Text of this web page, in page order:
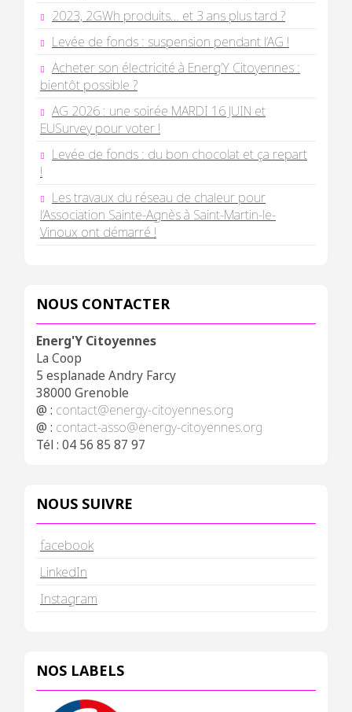
2023, 2GWh produits… et 3 ans plus tard ?
Levée de fonds : suspension pendant l’AG !
Acheter son électricité à Energ’Y Citoyennes :
bientôt possible ?
AG 2026 : une soirée MARDI 16 JUIN et
EUSurvey pour voter !
Levée de fonds : du bon chocolat et ça repart
!
Les travaux du réseau de chaleur pour
l’Association Sainte-Agnès à Saint-Martin-le-
Vinoux ont démarré !
NOUS CONTACTER
Energ'Y Citoyennes
La Coop
5 esplanade Andry Farcy
38000 Grenoble
@ : contact@energy-citoyennes.org
@ : contact-asso@energy-citoyennes.org
Tél : 04 56 85 87 97
NOUS SUIVRE
facebook
LinkedIn
Instagram
NOS LABELS